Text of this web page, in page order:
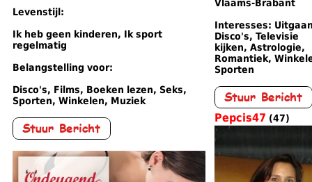
Levenstijl:
Ik heb geen kinderen, Ik sport
regelmatig
Belangstelling voor:
Disco's, Films, Boeken lezen, Seks,
Sporten, Winkelen, Muziek
Vlaams-Brabant
Interesses:
Disco's, Televisie
kijken, Astrologie,
Romantiek,
Sporten
Pepcis47 (47)